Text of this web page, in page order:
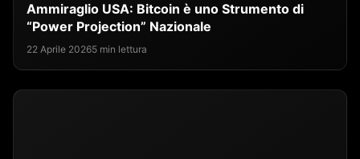
Ammiraglio USA: Bitcoin è uno Strumento di
“Power Projection” Nazionale
22 Aprile 20265 min lettura